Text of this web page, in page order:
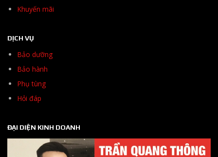
Khuyến mãi
DỊCH VỤ
Bảo dưỡng
Bảo hành
Phụ tùng
Hỏi đáp
ĐẠI DIỆN KINH DOANH